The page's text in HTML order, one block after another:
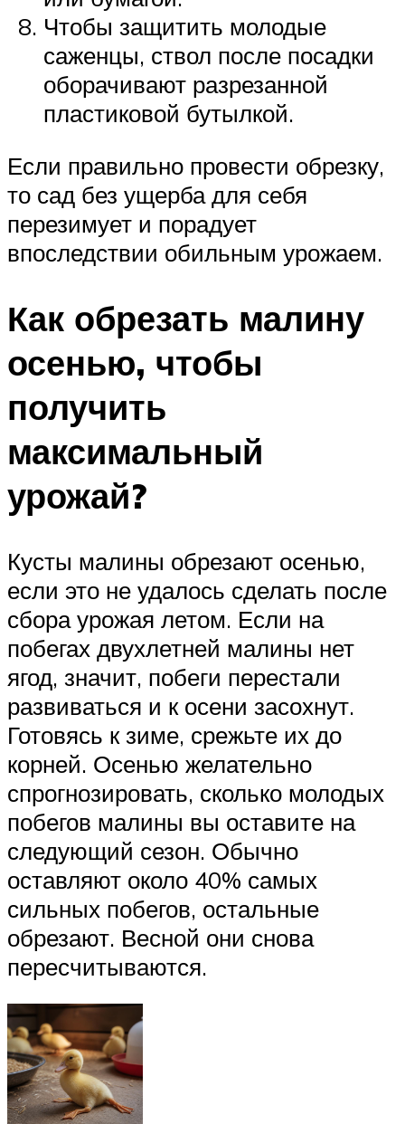
Чтобы защитить молодые
саженцы, ствол после посадки
оборачивают разрезанной
пластиковой бутылкой.
Если правильно провести обрезку,
то сад без ущерба для себя
перезимует и порадует
впоследствии обильным урожаем.
Как обрезать малину
осенью, чтобы
получить
максимальный
урожай?
Кусты малины обрезают осенью,
если это не удалось сделать после
сбора урожая летом. Если на
побегах двухлетней малины нет
ягод, значит, побеги перестали
развиваться и к осени засохнут.
Готовясь к зиме, срежьте их до
корней. Осенью желательно
спрогнозировать, сколько молодых
побегов малины вы оставите на
следующий сезон. Обычно
оставляют около 40% самых
сильных побегов, остальные
обрезают. Весной они снова
пересчитываются.